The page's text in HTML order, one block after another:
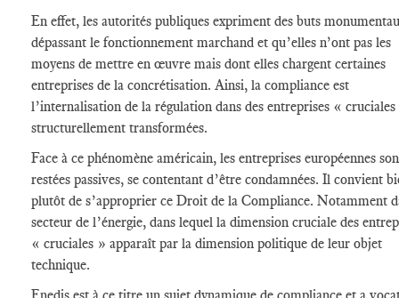
En effet, les autorités publiques expriment des buts
dépassant le fonctionnement marchand et qu’elles n’ont pas les
moyens de mettre en œuvre mais dont elles chargent certaines
entreprises de la concrétisation. Ainsi, la compliance est
l’internalisation de la régulation dans des entreprises «
structurellement transformées.
Face à ce phénomène américain, les entreprises européennes
restées passives, se contentant d’être condamnées. Il convient
plutôt de s’approprier ce Droit de la Compliance. Notamment
secteur de l’énergie, dans lequel la dimension cruciale des
« cruciales » apparaît par la dimension politique de leur objet
technique.